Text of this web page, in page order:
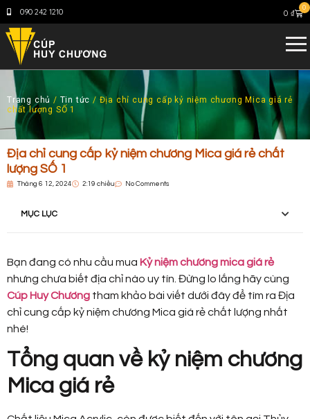
090 242 1210 0 ₫
0
Trang chủ / Tin tức / Địa chỉ cung cấp kỷ niệm chương Mica giá rẻ
chất lượng SỐ 1
Địa chỉ cung cấp kỷ niệm chương Mica giá rẻ chất
lượng SỐ 1
Tháng 6 12, 2024 2:19 chiều No Comments
MỤC LỤC
Bạn đang có nhu cầu mua Kỷ niệm chương mica giá rẻ
nhưng chưa biết địa chỉ nào uy tín. Đừng lo lắng hãy cùng
Cúp Huy Chương tham khảo bài viết dưới đây để tìm ra Địa
chỉ cung cấp kỷ niệm chương Mica giá rẻ chất lượng nhất
nhé!
Tổng quan về kỷ niệm chương
Mica giá rẻ